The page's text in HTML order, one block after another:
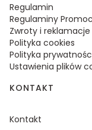
Regulamin
Regulaminy
Zwroty i reklamacje
Polityka cookies
Polityka
Ustawienia plików
KONTAKT
Kontakt